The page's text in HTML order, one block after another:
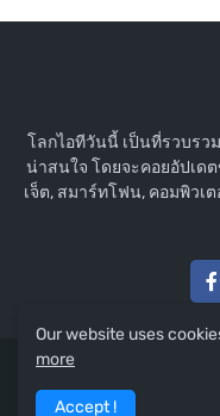
โลกไอทีวันนี้ เป็นที่รวบรว
น่าสนใจ โดยจะคอยอัปเด
เจ็ต, สมาร์ทโฟน, คอมพิวเ
Our website uses
more
Accept !